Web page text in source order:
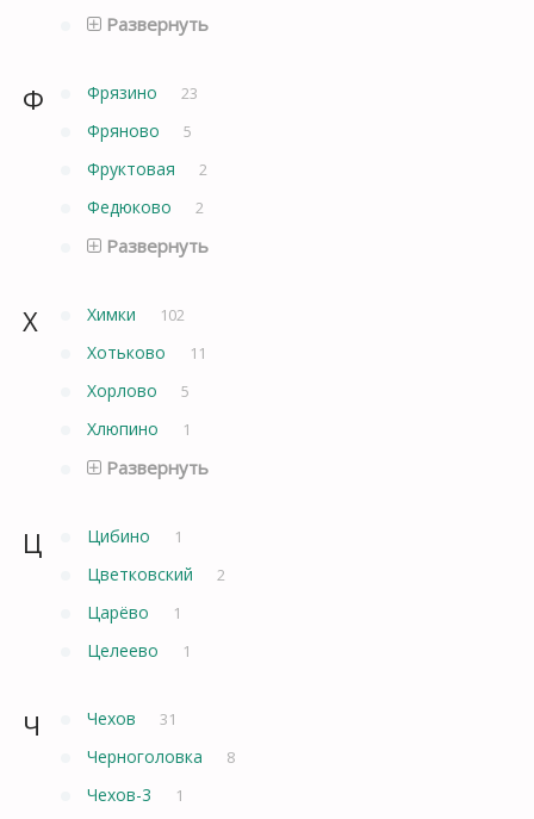
Развернуть
Ф Фрязино 23
Фряново 5
Фруктовая 2
Федюково 2
Развернуть
Х Химки 102
Хотьково 11
Хорлово 5
Хлюпино 1
Развернуть
Ц Цибино 1
Цветковский 2
Царёво 1
Целеево 1
Ч Чехов 31
Черноголовка 8
Чехов-3 1